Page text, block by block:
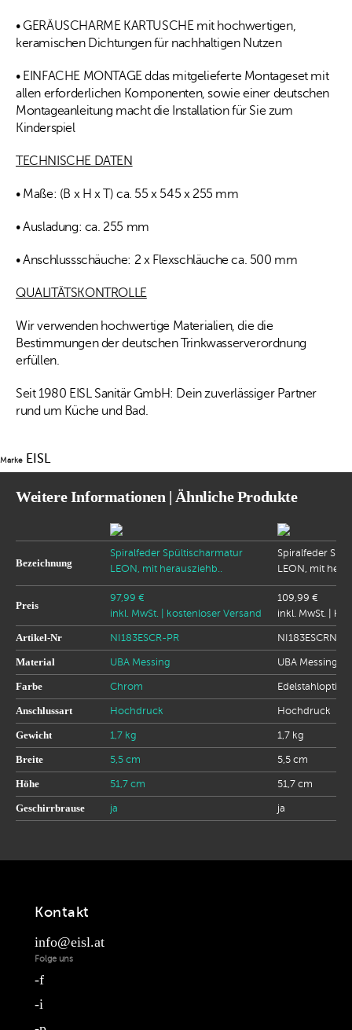
• GERÄUSCHARME KARTUSCHE mit hochwertigen,
keramischen Dichtungen für nachhaltigen Nutzen
• EINFACHE MONTAGE ddas mitgelieferte Montageset mit
allen erforderlichen Komponenten, sowie einer deutschen
Montageanleitung macht die Installation für Sie zum
Kinderspiel
TECHNISCHE DATEN
• Maße: (B x H x T) ca. 55 x 545 x 255 mm
• Ausladung: ca. 255 mm
• Anschlussschäuche: 2 x Flexschläuche ca. 500 mm
QUALITÄTSKONTROLLE
Wir verwenden hochwertige Materialien, die die
Bestimmungen der deutschen Trinkwasserverordnung
erfüllen.
Seit 1980 EISL Sanitär GmbH: Dein zuverlässiger Partner
rund um Küche und Bad.
Marke EISL
Weitere Informationen | Ähnliche Produkte
Bezeichnung
Spiralfeder Spültischarmatur
LEON, mit herausziehb..
Spiralfeder
LEON, mit
Preis
97,99 €
inkl. MwSt.
| kostenloser Versand
109,99 €
inkl. MwSt.
|
Artikel-Nr NI183ESCR-PR NI183ESCRNI-
Material UBA Messing UBA Messing
Farbe Chrom Edelstahloptik
Anschlussart Hochdruck Hochdruck
Gewicht 1,7 kg 1,7 kg
Breite 5,5 cm 5,5 cm
Höhe 51,7 cm 51,7 cm
Geschirrbrause ja ja
Kontakt
info@eisl.at
Folge uns
f
i